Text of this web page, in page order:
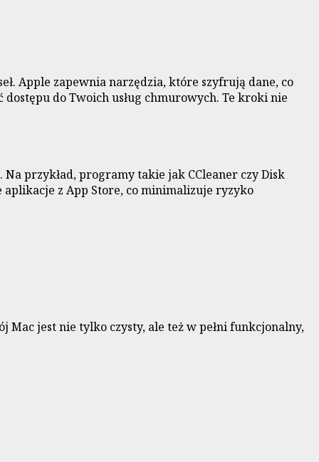
Apple zapewnia narzędzia, które szyfrują dane, co
do Twoich usług chmurowych. Te kroki nie
przykład, programy takie jak CCleaner czy Disk
z App Store, co minimalizuje ryzyko
Mac jest nie tylko czysty, ale też w pełni funkcjonalny,